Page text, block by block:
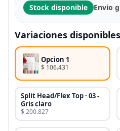
Stock disponible Envio
Variaciones disponibles
Opcion 1
$ 106.431
Split Head/Flex Top · 03 -
Gris claro
$ 200.827